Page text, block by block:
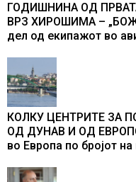
ГОДИШНИНА ОД
ВРЗ ХИРОШИМА –
дел од екипажот во
промени текот на
КОЛКУ ЦЕНТРИТЕ ЗА
ОД ДУНАВ И ОД
во Европа по бројот